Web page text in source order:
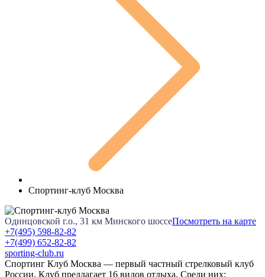
Спортинг-клуб Москва
Одинцовской г.о., 31 км Минского шоссеПосмотреть на карте
+7(495) 598-82-82
+7(499) 652-82-82
sporting-club.ru
Спортинг Клуб Москва — первый частный стрелковый клуб
России. Клуб предлагает 16 видов отдыха. Среди них: